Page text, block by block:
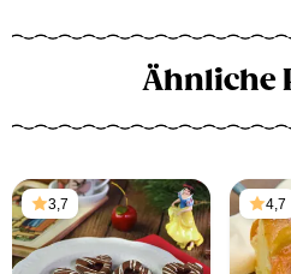
Ähnliche
3,7 4,7